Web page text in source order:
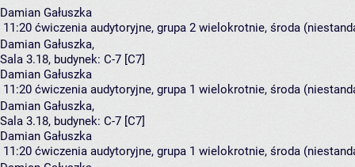
Damian Gałuszka
11:20 ćwiczenia audytoryjne, grupa 2 wielokrotnie, środa
Damian Gałuszka,
Sala 3.18, budynek: C-7 [C7]
Damian Gałuszka
11:20 ćwiczenia audytoryjne, grupa 1 wielokrotnie, środa
Damian Gałuszka,
Sala 3.18, budynek: C-7 [C7]
Damian Gałuszka
11:20 ćwiczenia audytoryjne, grupa 1 wielokrotnie, środa